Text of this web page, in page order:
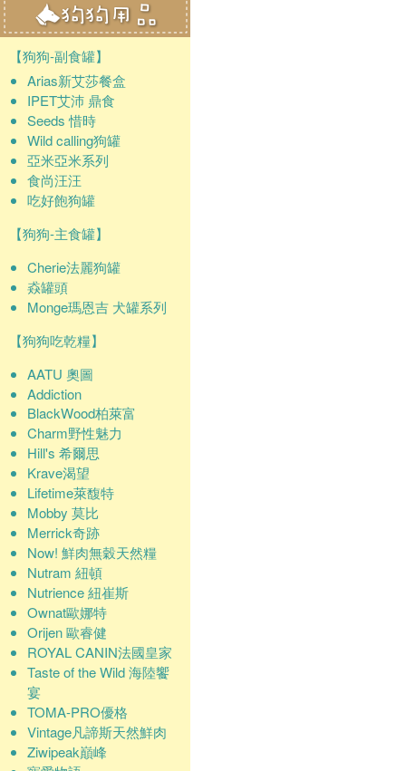
【狗狗-副食罐】
Arias新艾莎餐盒
IPET艾沛 鼎食
Seeds 惜時
Wild calling狗罐
亞米亞米系列
食尚汪汪
吃好飽狗罐
【狗狗-主食罐】
Cherie法麗狗罐
猋罐頭
Monge瑪恩吉 犬罐系列
【狗狗吃乾糧】
AATU 奧圖
Addiction
BlackWood柏萊富
Charm野性魅力
Hill's 希爾思
Krave渴望
Lifetime萊馥特
Mobby 莫比
Merrick奇跡
Now! 鮮肉無穀天然糧
Nutram 紐頓
Nutrience 紐崔斯
Ownat歐娜特
Orijen 歐睿健
ROYAL CANIN法國皇家
Taste of the Wild 海陸饗
宴
TOMA-PRO優格
Vintage凡諦斯天然鮮肉
Ziwipeak巔峰